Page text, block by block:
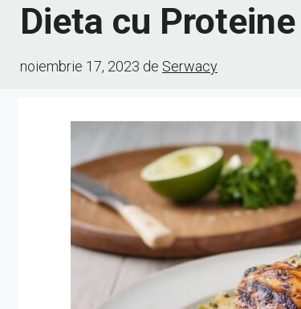
Dieta cu Proteine
noiembrie 17, 2023 de Serwacy